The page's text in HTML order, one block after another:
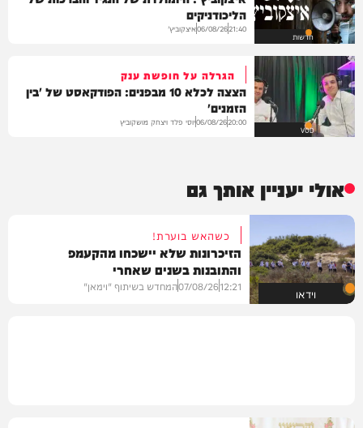
חדשות
הליכודניקים
21:40
06/08/26איצקוביץ'
VOD
הגרלה על חופשת ענק
הצצה לכלא 10 מבפנים: הפודקאסט של 'בין
הזמנים'
20:00
06/08/26יוסי פלד ויצחק מושקוביץ
אולי יעניין אותך גם
וידאו
כשהאש בוערת!
הזיכרונות שלא יישכחו מהקעמפ
והתובנות בשנים שאחרי
12:21
07/08/26המחדש בשיתוף "וימאן"